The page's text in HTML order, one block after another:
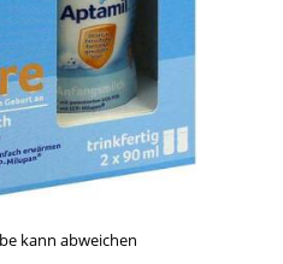
kann abweichen